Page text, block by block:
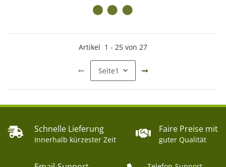
Hintergrundsystem 302 ×
Hintergrundgestell mit
Stativen & Tasche
Hintergrundsystem 400 ×
Hintergrundgestell mit
Stativen & Tasche